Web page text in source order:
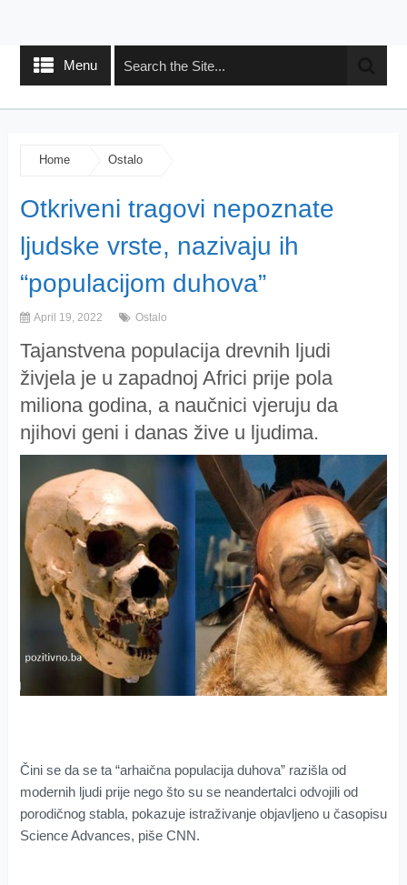
Menu
Home Ostalo
Otkriveni tragovi nepoznate
ljudske vrste, nazivaju ih
“populacijom duhova”
April 19, 2022 Ostalo
Tajanstvena populacija drevnih ljudi
živjela je u zapadnoj Africi prije pola
miliona godina, a naučnici vjeruju da
njihovi geni i danas žive u ljudima.
Čini se da se ta “arhaična populacija duhova” razišla od
modernih ljudi prije nego što su se neandertalci odvojili od
porodičnog stabla, pokazuje istraživanje objavljeno u časopisu
Science Advances, piše CNN.